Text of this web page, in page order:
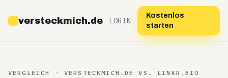
versteckmich.de LOGIN
Kostenlos
starten
VERGLEICH · VERSTECKMICH.DE VS. LINKR.BIO